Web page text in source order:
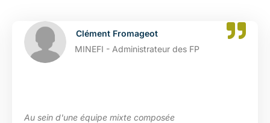
Clément Fromageot
MINEFI - Administrateur des FP
Au sein d'une équipe mixte composée